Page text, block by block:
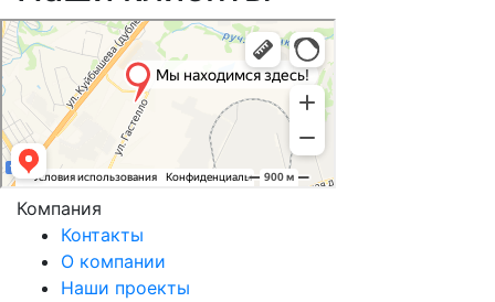
Компания
Контакты
О компании
Наши проекты